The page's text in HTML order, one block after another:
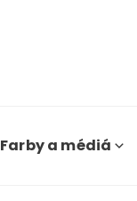
Farby a médiá